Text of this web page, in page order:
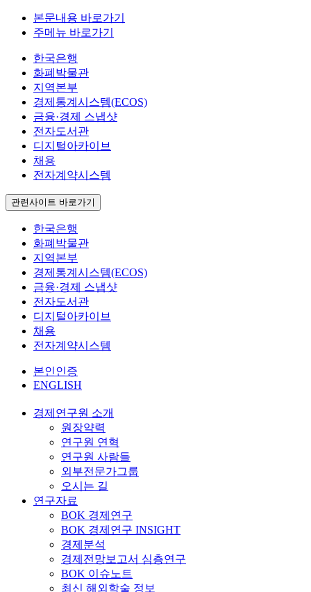
본문내용 바로가기
주메뉴 바로가기
한국은행
화폐박물관
지역본부
경제통계시스템(ECOS)
금융·경제 스냅샷
전자도서관
디지털아카이브
채용
전자계약시스템
관련사이트 바로가기
한국은행
화폐박물관
지역본부
경제통계시스템(ECOS)
금융·경제 스냅샷
전자도서관
디지털아카이브
채용
전자계약시스템
본인인증
ENGLISH
경제연구원 소개
원장약력
연구원 연혁
연구원 사람들
외부전문가그룹
오시는 길
연구자료
BOK 경제연구
BOK 경제연구 INSIGHT
경제분석
경제전망보고서 심층연구
BOK 이슈노트
최신 해외학술 정보